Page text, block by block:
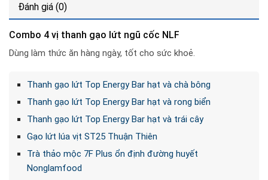
Đánh giá (0)
Combo 4 vị thanh gạo lứt ngũ cốc NLF
Dùng làm thức ăn hàng ngày, tốt cho sức khoẻ.
Thanh gạo lứt Top Energy Bar hạt và chà bông
Thanh gạo lứt Top Energy Bar hạt và rong biển
Thanh gạo lứt Top Energy Bar hạt và trái cây
Gạo lứt lúa vịt ST25 Thuận Thiên
Trà thảo mộc 7F Plus ổn định đường huyết
Nonglamfood